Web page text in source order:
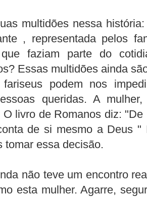
multidões nessa
, representada pelos
faziam parte do
Essas multidões ainda
fariseus podem nos
queridas. A
O livro de Romanos diz:
de si mesmo a Deus "
tomar essa decisão.
não teve um encontro
esta mulher. Agarre,